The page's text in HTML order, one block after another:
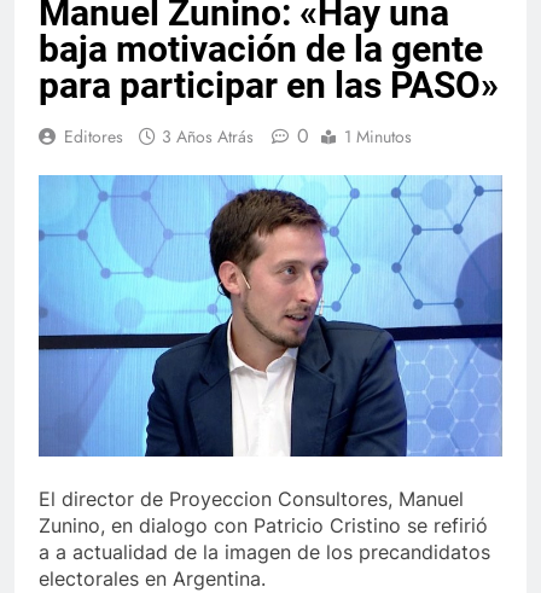
Manuel Zunino: «Hay una
baja motivación de la gente
para participar en las PASO»
Editores 3 Años Atrás 0 1 Minutos
El director de Proyeccion Consultores, Manuel
Zunino, en dialogo con Patricio Cristino se refirió
a a actualidad de la imagen de los precandidatos
electorales en Argentina.